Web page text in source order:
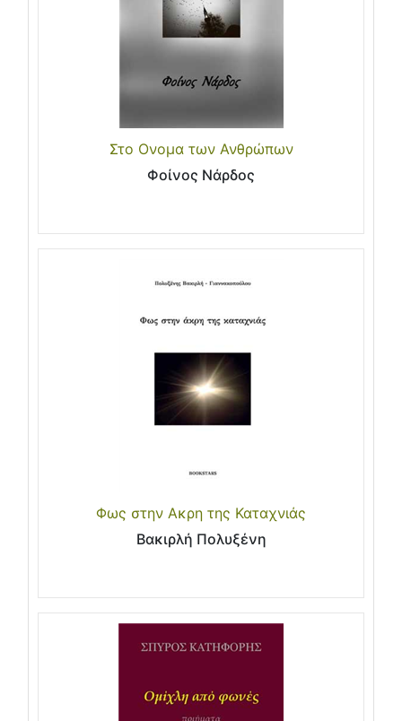
Στο Ονομα των Ανθρώπων
Φοίνος Νάρδος
Φως στην Ακρη της Καταχνιάς
Βακιρλή Πολυξένη